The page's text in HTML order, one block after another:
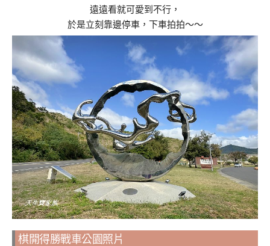
遠遠看就可愛到不行，
於是立刻靠邊停車，下車拍拍～～
棋開得勝戰車公園照片